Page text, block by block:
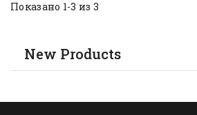
Показано 1-3 из 3
New Products